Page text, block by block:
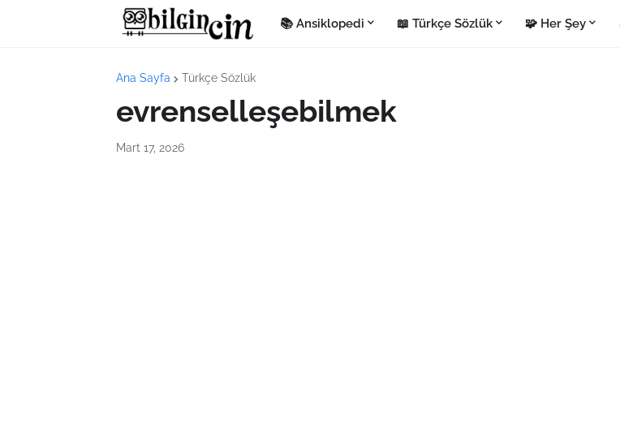
📚 Ansiklopedi 📖 Türkçe Sözlük 🧩 Her Şey
Ana Sayfa Türkçe Sözlük
evrenselleşebilmek
Mart 17, 2026